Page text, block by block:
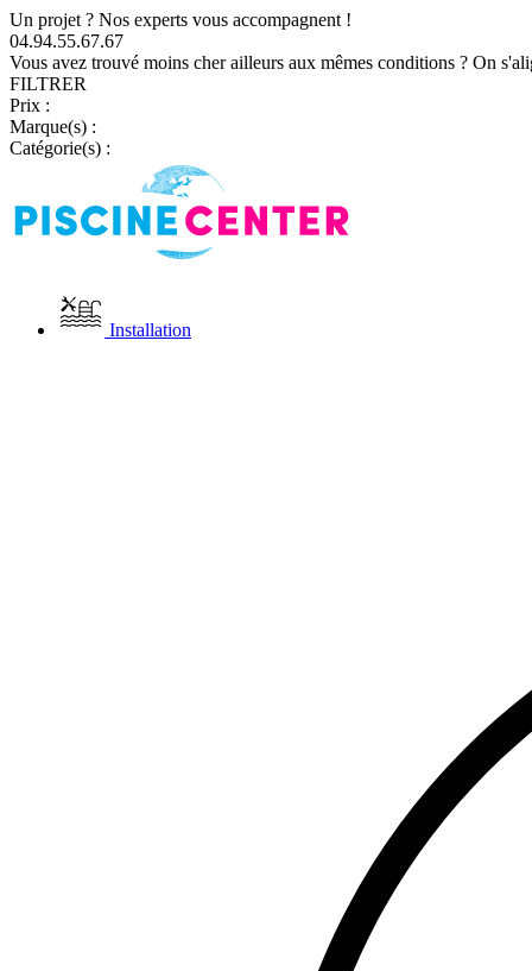
Un projet ? Nos experts vous accompagnent !
04.94.55.67.67
Vous avez trouvé moins cher ailleurs aux mêmes conditions ? On
FILTRER
Prix :
Marque(s) :
Catégorie(s) :
Installation